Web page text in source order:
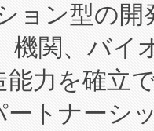
ョン型の
機関、バイ
力を確立
ートナーシ